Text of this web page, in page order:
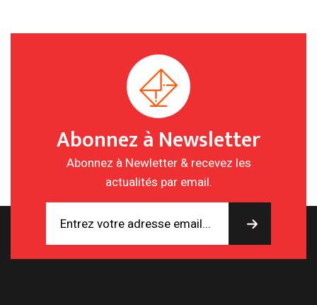
Abonnez à Newsletter
Abonnez à Newletter & recevez les
actualités par email.